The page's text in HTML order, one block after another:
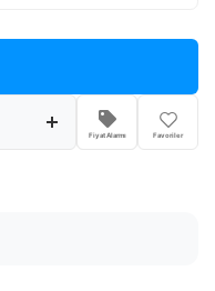
Fiyat Alarmı Favoriler